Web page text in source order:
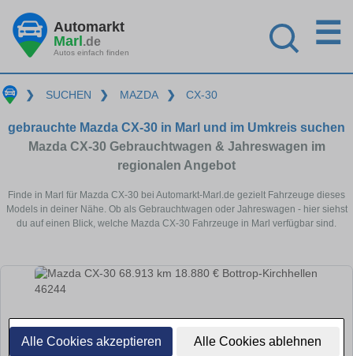
Alle Cookies akzeptieren Alle Cookies ablehnen
Automarkt
Marl.de
Autos einfach finden
☰
❯ SUCHEN ❯ MAZDA ❯ CX-30
gebrauchte Mazda CX-30 in Marl und im Umkreis suchen
Mazda CX-30 Gebrauchtwagen & Jahreswagen im
regionalen Angebot
Finde in Marl für Mazda CX-30 bei Automarkt-Marl.de gezielt Fahrzeuge dieses
Models in deiner Nähe. Ob als Gebrauchtwagen oder Jahreswagen - hier siehst
du auf einen Blick, welche Mazda CX-30 Fahrzeuge in Marl verfügbar sind.